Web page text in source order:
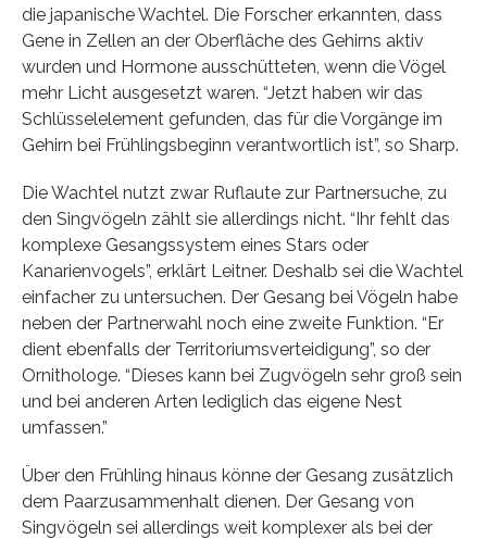
die japanische Wachtel. Die Forscher erkannten, dass
Gene in Zellen an der Oberfläche des Gehirns aktiv
wurden und Hormone ausschütteten, wenn die Vögel
mehr Licht ausgesetzt waren. “Jetzt haben wir das
Schlüsselelement gefunden, das für die Vorgänge im
Gehirn bei Frühlingsbeginn verantwortlich ist”, so Sharp.
Die Wachtel nutzt zwar Ruflaute zur Partnersuche, zu
den Singvögeln zählt sie allerdings nicht. “Ihr fehlt das
komplexe Gesangssystem eines Stars oder
Kanarienvogels”, erklärt Leitner. Deshalb sei die Wachtel
einfacher zu untersuchen. Der Gesang bei Vögeln habe
neben der Partnerwahl noch eine zweite Funktion. “Er
dient ebenfalls der Territoriumsverteidigung”, so der
Ornithologe. “Dieses kann bei Zugvögeln sehr groß sein
und bei anderen Arten lediglich das eigene Nest
umfassen.”
Über den Frühling hinaus könne der Gesang zusätzlich
dem Paarzusammenhalt dienen. Der Gesang von
Singvögeln sei allerdings weit komplexer als bei der